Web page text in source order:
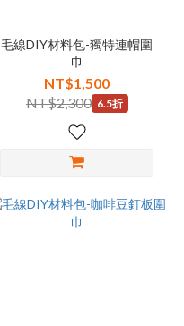
毛線DIY材料包-獨特連帽圍
巾
NT$1,500
NT$2,300 6.5折